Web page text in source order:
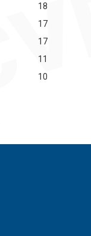
18
17
17
11
10